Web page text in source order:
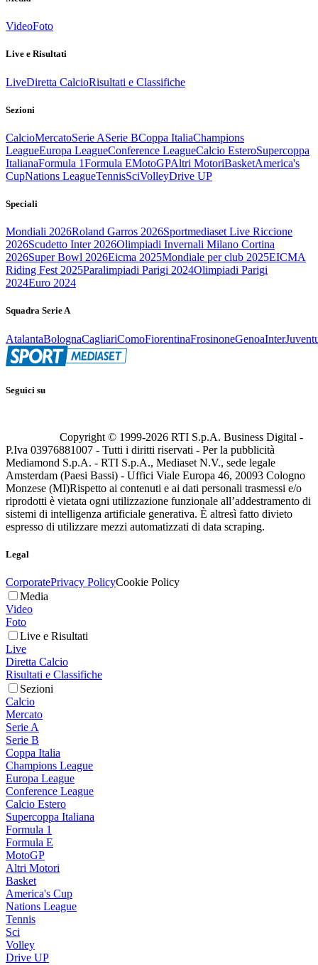
VideoFoto
Live e Risultati
LiveDiretta CalcioRisultati e Classifiche
Sezioni
CalcioMercatoSerie ASerie BCoppa ItaliaChampions
LeagueEuropa LeagueConference LeagueCalcio EsteroSupercoppa
ItalianaFormula 1Formula EMotoGPAltri MotoriBasketAmerica's
CupNations LeagueTennisSciVolleyDrive UP
Speciali
Mondiali 2026Roland Garros 2026Sportmediaset Live Riccione
2026Scudetto Inter 2026Olimpiadi Invernali Milano Cortina
2026Super Bowl 2026Eicma 2025Mondiale per club 2025EICMA
Riding Fest 2025Paralimpiadi Parigi 2024Olimpiadi Parigi
2024Euro 2024
Squadra Serie A
AtalantaBolognaCagliariComoFiorentinaFrosinoneGenoaInter
Seguici su
Copyright © 1999-2026 RTI S.p.A. Business Digital -
P.Iva 03976881007 - Tutti i diritti riservati - Per la pubblicità
Mediamond S.p.A. - RTI S.p.A., Mediaset N.V., sede legale
Amsterdam (Paesi Bassi) - Uffici Viale Europa 46, 20093 Cologno
Monzese (MI)Rispetto ai contenuti e ai dati personali trasmessi e/o
riprodotti è vietata ogni utilizzazione funzionale all’addestramento di
sistemi di intelligenza artificiale generativa. È altresì fatto divieto
espresso di utilizzare mezzi automatizzati di data scraping.
Legal
CorporatePrivacy PolicyCookie Policy
Media
Video
Foto
Live e Risultati
Live
Diretta Calcio
Risultati e Classifiche
Sezioni
Calcio
Mercato
Serie A
Serie B
Coppa Italia
Champions League
Europa League
Conference League
Calcio Estero
Supercoppa Italiana
Formula 1
Formula E
MotoGP
Altri Motori
Basket
America's Cup
Nations League
Tennis
Sci
Volley
Drive UP